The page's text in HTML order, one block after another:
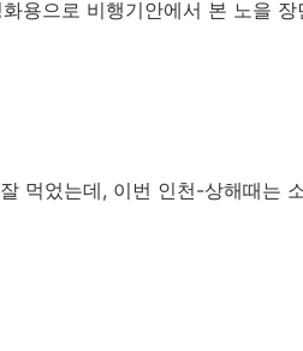
용으로 비행기안에서 본 노을 장
먹었는데, 이번 인천-상해때는